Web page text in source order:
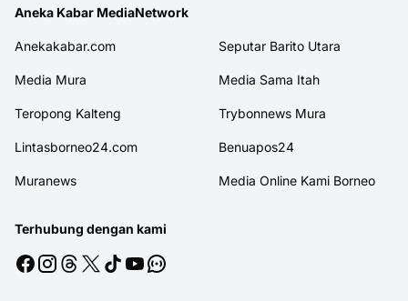
Aneka Kabar MediaNetwork
Anekakabar.com Seputar Barito Utara
Media Mura Media Sama Itah
Teropong Kalteng Trybonnews Mura
Lintasborneo24.com Benuapos24
Muranews Media Online Kami Borneo
Terhubung dengan kami